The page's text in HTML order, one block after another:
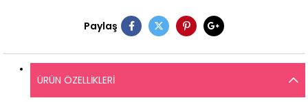
Paylaş
ÜRÜN ÖZELLIKLERI